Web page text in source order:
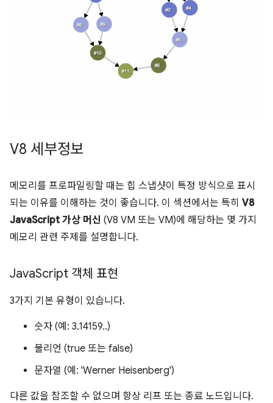
V8 세부정보
메모리를 프로파일링할 때는 힙 스냅샷이 특정 방식으로 표시
되는 이유를 이해하는 것이 좋습니다. 이 섹션에서는 특히 V8
JavaScript 가상 머신 (V8 VM 또는 VM)에 해당하는 몇 가지
메모리 관련 주제를 설명합니다.
JavaScript 객체 표현
3가지 기본 유형이 있습니다.
숫자 (예: 3.14159..)
불리언 (true 또는 false)
문자열 (예: 'Werner Heisenberg')
다른 값을 참조할 수 없으며 항상 리프 또는 종료 노드입니다.